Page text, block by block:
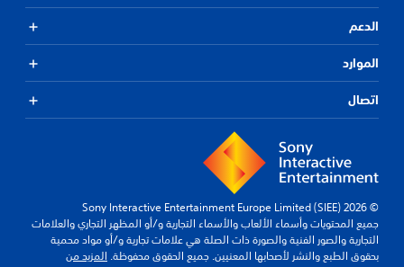
الدعم
الموارد
اتصال
© 2026 Sony Interactive Entertainment Europe Limited (SIEE)
جميع المحتويات وأسماء الألعاب والأسماء التجارية و/أو المظهر التجاري والعلامات
التجارية والصور الفنية والصورة ذات الصلة هي علامات تجارية و/أو مواد محمية
بحقوق الطبع والنشر لأصحابها المعنيين. جميع الحقوق محفوظة.المزيد من